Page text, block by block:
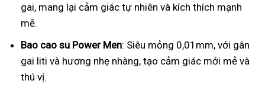
gai, mang lại cảm giác tự nhiên và kích thích mạnh
mẽ.
Bao cao su Power Men: Siêu mỏng 0,01mm, với gân
gai liti và hương nhẹ nhàng, tạo cảm giác mới mẻ và
thú vị.